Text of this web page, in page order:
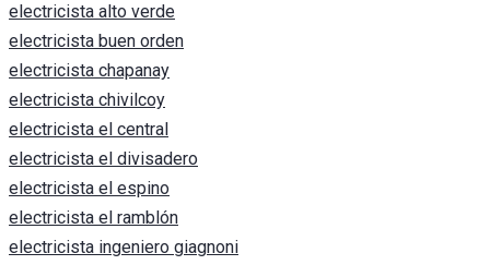
electricista alto verde
electricista buen orden
electricista chapanay
electricista chivilcoy
electricista el central
electricista el divisadero
electricista el espino
electricista el ramblón
electricista ingeniero giagnoni